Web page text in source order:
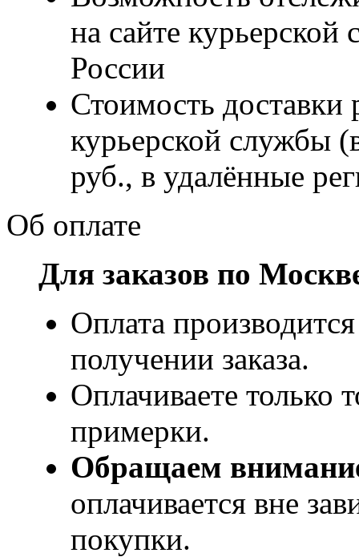
на сайте
России
Стоимость доставки
курьерской службы
руб., в удалённые
Об оплате
Для заказов по
Оплата
получении заказа.
Оплачиваете только
примерки.
Обращаем
оплачивается вне
покупки.